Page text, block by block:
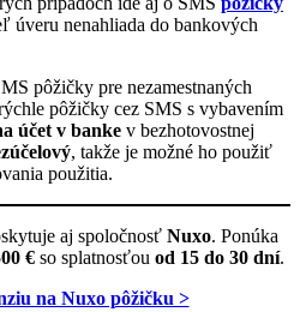
úveru nenahliada do bankových
pôžičky pre nezamestnaných
pôžičky cez SMS s vybavením
účet v banke v bezhotovostnej
, takže je možné ho použiť
použitia.
aj spoločnosť Nuxo. Ponúka
€so splatnosťou od 15 do 30 dní.
na Nuxo pôžičku >